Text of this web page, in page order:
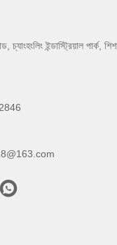
চ্যাংহংলিং ইন্ডাস্ট্রিয়াল পার্ক,